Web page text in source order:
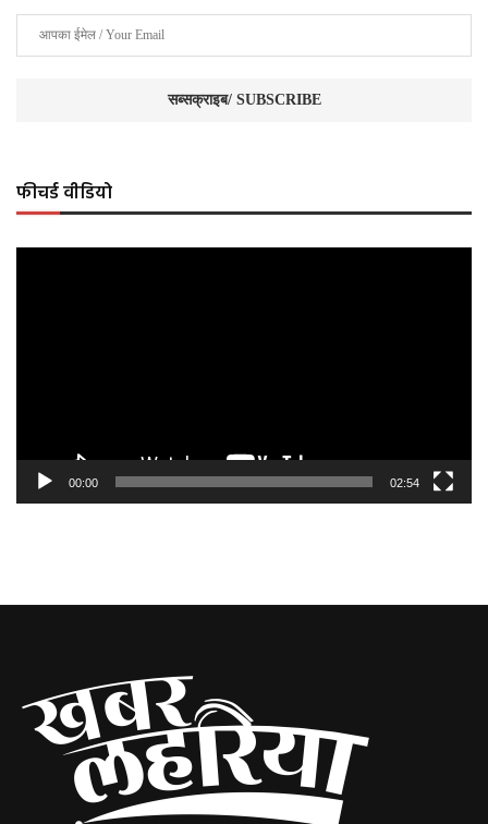
फीचर्ड वीडियो
00:00 02:54